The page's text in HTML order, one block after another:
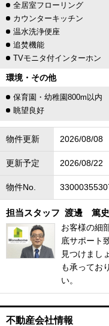
全居室フローリング
カウンターキッチン
温水洗浄便座
追焚機能
TVモニタ付インターホン
環境・その他
保育園・幼稚園800m以内
眺望良好
物件更新 2026/08/08
更新予定 2026/08/22
物件No.
担当スタッフ 渡邊 篤史
お客様の細
底サポート
見つけまし
も承ってお
い。
不動産会社情報